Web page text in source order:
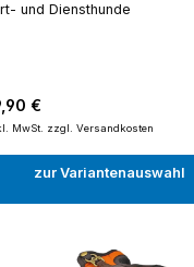
und Diensthunde
Preis:
€
MwSt. zzgl. Versandkosten
zur Variantenauswahl